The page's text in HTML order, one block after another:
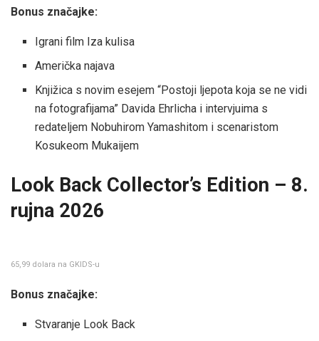
Bonus značajke:
Igrani film Iza kulisa
Američka najava
Knjižica s novim esejem “Postoji ljepota koja se ne vidi
na fotografijama” Davida Ehrlicha i intervjuima s
redateljem Nobuhirom Yamashitom i scenaristom
Kosukeom Mukaijem
Look Back Collector’s Edition – 8.
rujna 2026
65,99 dolara na GKIDS-u
Bonus značajke:
Stvaranje Look Back